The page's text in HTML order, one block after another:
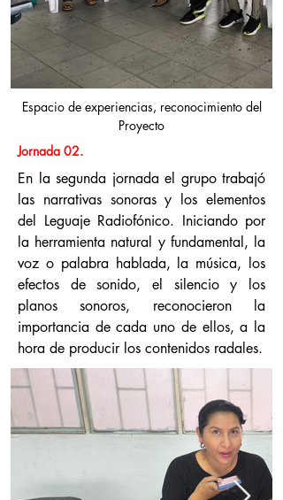
Espacio de experiencias, reconocimiento del
Proyecto
Jornada 02.
En la segunda jornada el grupo trabajó
las narrativas sonoras y los elementos
del Leguaje Radiofónico. Iniciando por
la herramienta natural y fundamental, la
voz o palabra hablada, la música, los
efectos de sonido, el silencio y los
planos sonoros, reconocieron la
importancia de cada uno de ellos, a la
hora de producir los contenidos radales.